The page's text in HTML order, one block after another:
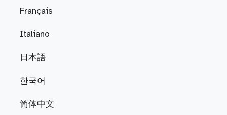
Français
Italiano
日本語
한국어
简体中文